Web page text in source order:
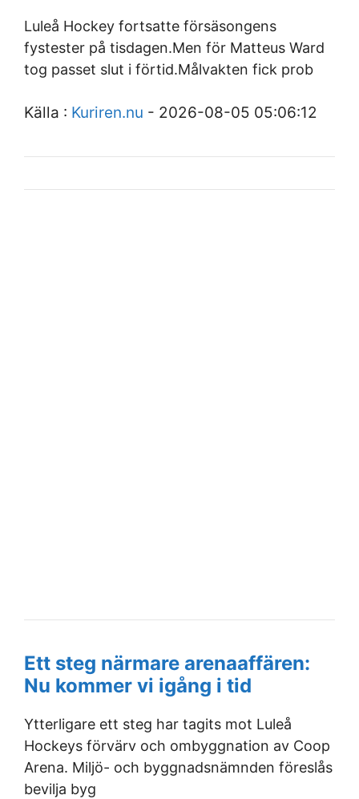
Luleå Hockey fortsatte försäsongens
fystester på tisdagen.Men för Matteus Ward
tog passet slut i förtid.Målvakten fick prob
Källa : Kuriren.nu - 2026-08-05 05:06:12
Ett steg närmare arenaaffären:
Nu kommer vi igång i tid
Ytterligare ett steg har tagits mot Luleå
Hockeys förvärv och ombyggnation av Coop
Arena. Miljö- och byggnadsnämnden föreslås
bevilja byg